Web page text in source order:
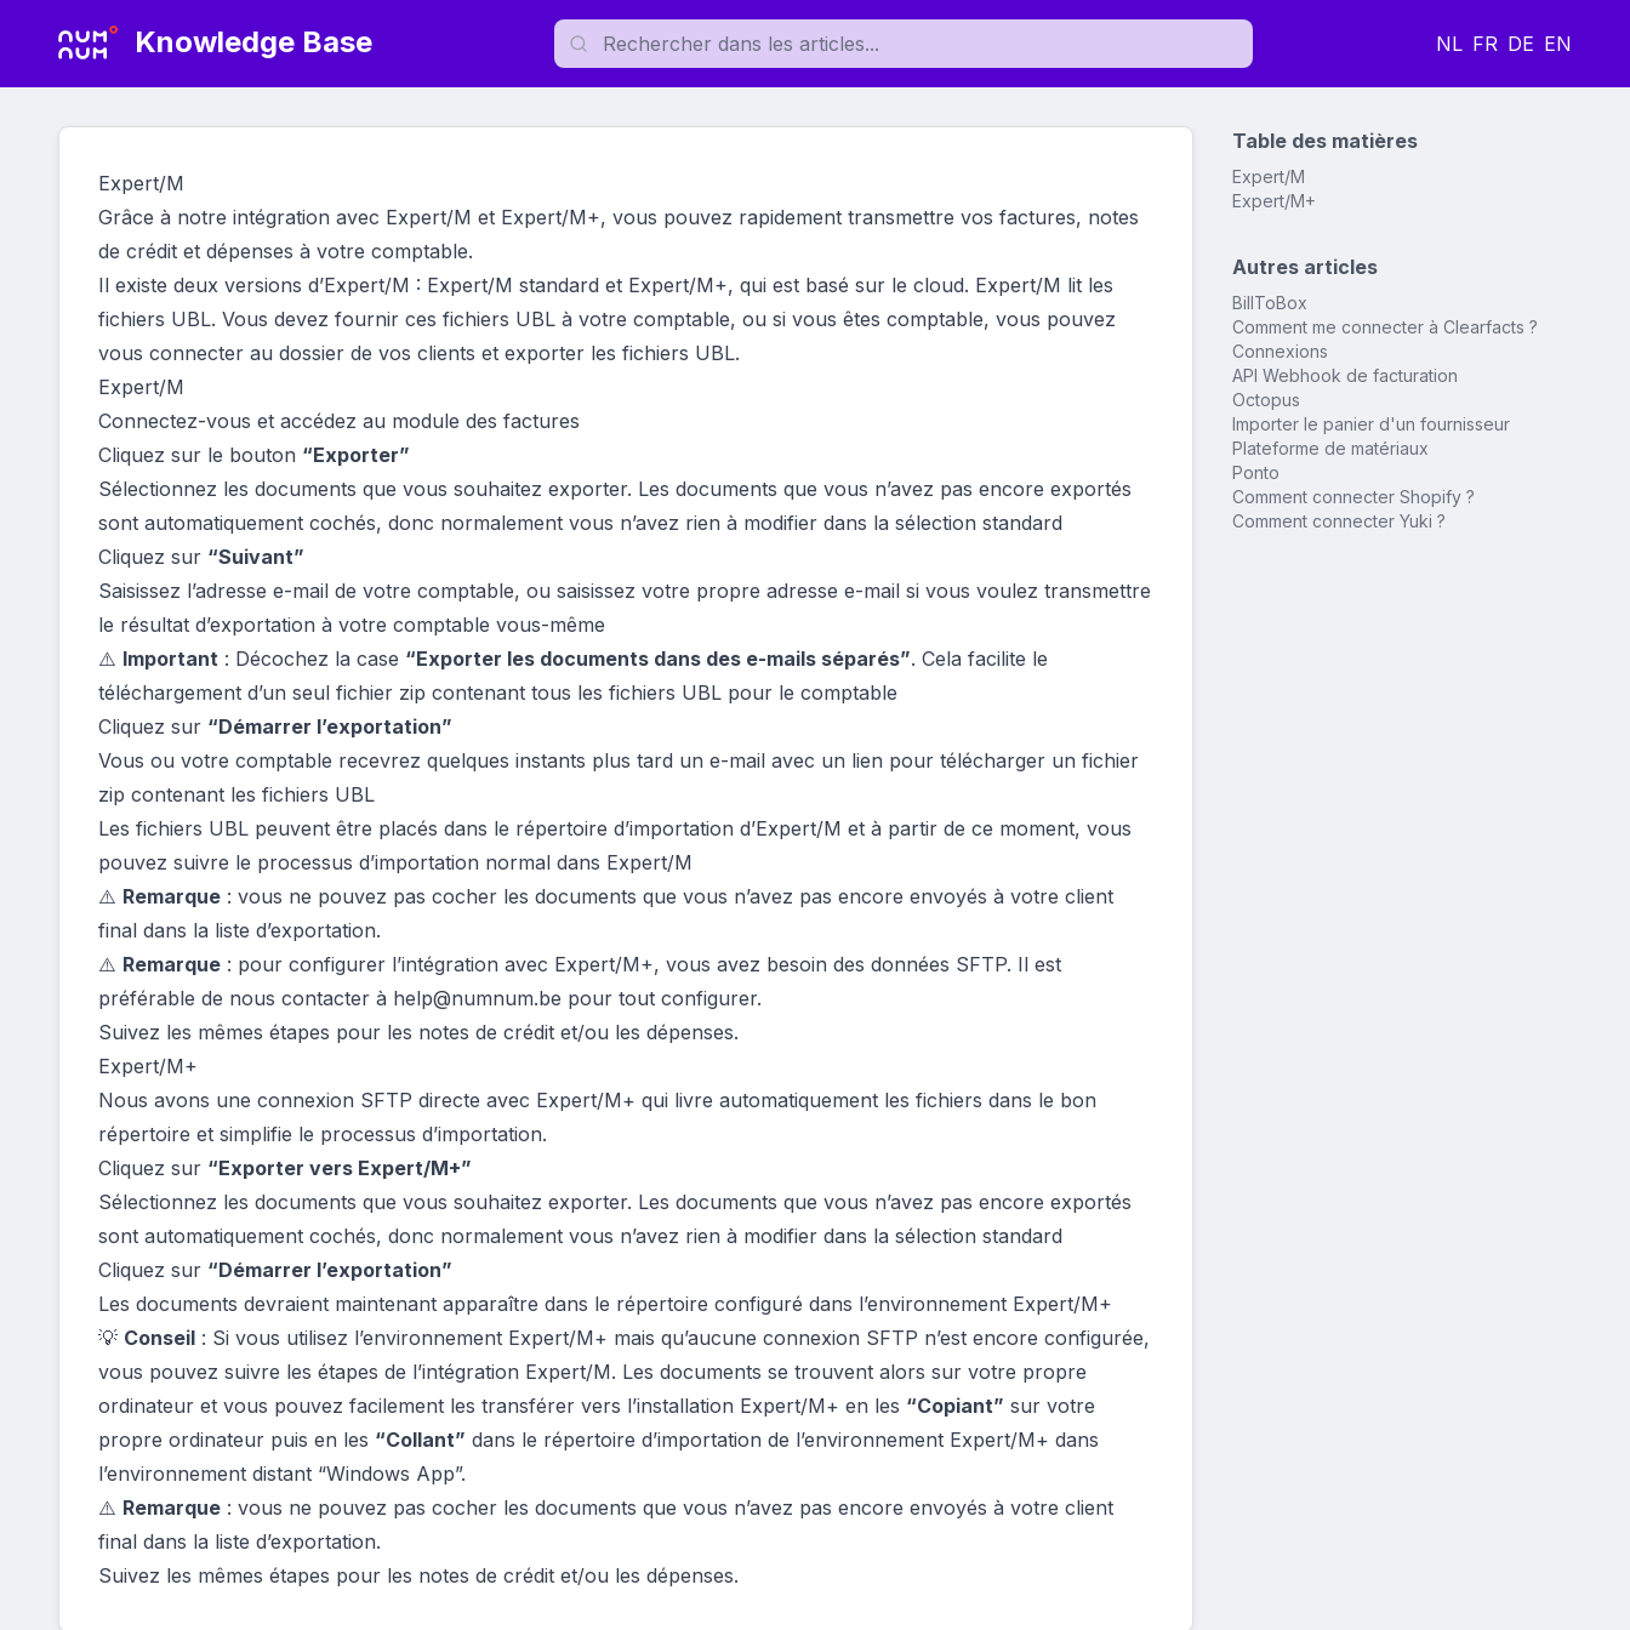
Knowledge Base NL FR DE EN
Expert/M
Grâce à notre intégration avec Expert/M et Expert/M+, vous pouvez rapidement transmettre vos factures, notes
de crédit et dépenses à votre comptable.
Il existe deux versions d’Expert/M : Expert/M standard et Expert/M+, qui est basé sur le cloud. Expert/M lit les
fichiers UBL. Vous devez fournir ces fichiers UBL à votre comptable, ou si vous êtes comptable, vous pouvez
vous connecter au dossier de vos clients et exporter les fichiers UBL.
Expert/M
Connectez-vous et accédez au module des factures
Cliquez sur le bouton “Exporter”
Sélectionnez les documents que vous souhaitez exporter. Les documents que vous n’avez pas encore exportés
sont automatiquement cochés, donc normalement vous n’avez rien à modifier dans la sélection standard
Cliquez sur “Suivant”
Saisissez l’adresse e-mail de votre comptable, ou saisissez votre propre adresse e-mail si vous voulez transmettre
le résultat d’exportation à votre comptable vous-même
⚠️ Important : Décochez la case “Exporter les documents dans des e-mails séparés”. Cela facilite le
téléchargement d’un seul fichier zip contenant tous les fichiers UBL pour le comptable
Cliquez sur “Démarrer l’exportation”
Vous ou votre comptable recevrez quelques instants plus tard un e-mail avec un lien pour télécharger un fichier
zip contenant les fichiers UBL
Les fichiers UBL peuvent être placés dans le répertoire d’importation d’Expert/M et à partir de ce moment, vous
pouvez suivre le processus d’importation normal dans Expert/M
⚠️ Remarque : vous ne pouvez pas cocher les documents que vous n’avez pas encore envoyés à votre client
final dans la liste d’exportation.
⚠️ Remarque : pour configurer l’intégration avec Expert/M+, vous avez besoin des données SFTP. Il est
préférable de nous contacter à help@numnum.be pour tout configurer.
Suivez les mêmes étapes pour les notes de crédit et/ou les dépenses.
Expert/M+
Nous avons une connexion SFTP directe avec Expert/M+ qui livre automatiquement les fichiers dans le bon
répertoire et simplifie le processus d’importation.
Cliquez sur “Exporter vers Expert/M+”
Sélectionnez les documents que vous souhaitez exporter. Les documents que vous n’avez pas encore exportés
sont automatiquement cochés, donc normalement vous n’avez rien à modifier dans la sélection standard
Cliquez sur “Démarrer l’exportation”
Les documents devraient maintenant apparaître dans le répertoire configuré dans l’environnement Expert/M+
💡 Conseil : Si vous utilisez l’environnement Expert/M+ mais qu’aucune connexion SFTP n’est encore configurée,
vous pouvez suivre les étapes de l’intégration Expert/M. Les documents se trouvent alors sur votre propre
ordinateur et vous pouvez facilement les transférer vers l’installation Expert/M+ en les “Copiant” sur votre
propre ordinateur puis en les “Collant” dans le répertoire d’importation de l’environnement Expert/M+ dans
l’environnement distant “Windows App”.
⚠️ Remarque : vous ne pouvez pas cocher les documents que vous n’avez pas encore envoyés à votre client
final dans la liste d’exportation.
Suivez les mêmes étapes pour les notes de crédit et/ou les dépenses.
Table des matières
Expert/M
Expert/M+
Autres articles
BillToBox
Comment me connecter à Clearfacts ?
Connexions
API Webhook de facturation
Octopus
Importer le panier d'un fournisseur
Plateforme de matériaux
Ponto
Comment connecter Shopify ?
Comment connecter Yuki ?